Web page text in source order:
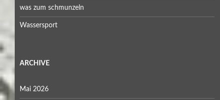
was zum schmunzeln
Wassersport
ARCHIVE
Mai 2026